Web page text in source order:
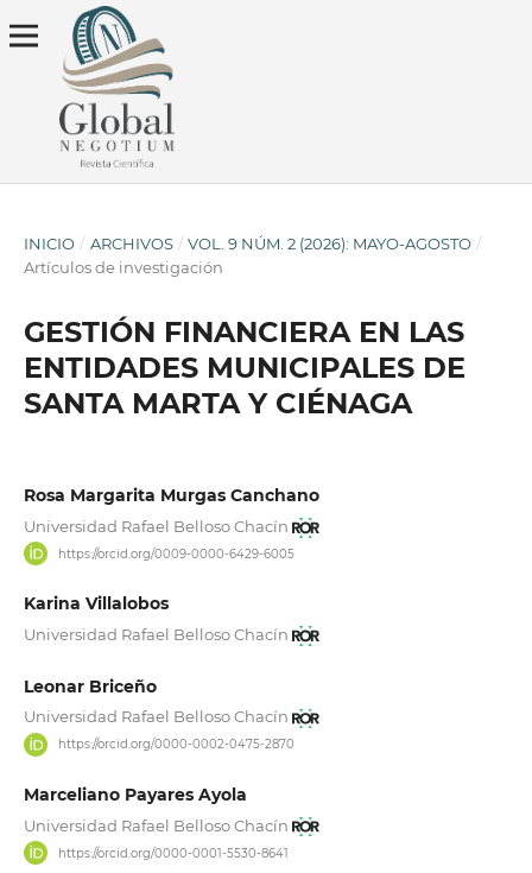
INICIO / ARCHIVOS / VOL. 9 NÚM. 2 (2026): MAYO-AGOSTO /
Artículos de investigación
GESTIÓN FINANCIERA EN LAS
ENTIDADES MUNICIPALES DE
SANTA MARTA Y CIÉNAGA
Rosa Margarita Murgas Canchano
Universidad Rafael Belloso Chacín
https://orcid.org/0009-0000-6429-6005
Karina Villalobos
Universidad Rafael Belloso Chacín
Leonar Briceño
Universidad Rafael Belloso Chacín
https://orcid.org/0000-0002-0475-2870
Marceliano Payares Ayola
Universidad Rafael Belloso Chacín
https://orcid.org/0000-0001-5530-8641